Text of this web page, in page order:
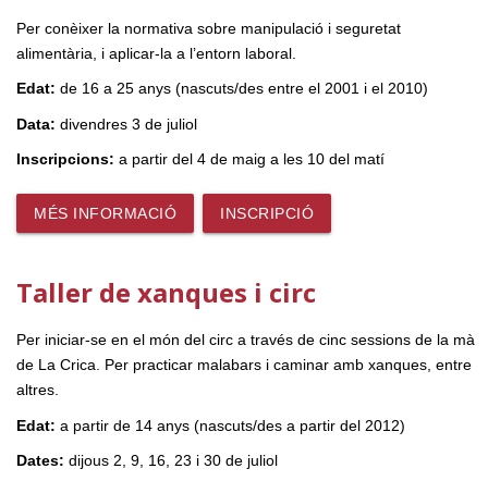
Per conèixer la normativa sobre manipulació i seguretat
alimentària, i aplicar-la a l’entorn laboral.
Edat: de 16 a 25 anys (nascuts/des entre el 2001 i el 2010)
Data: divendres 3 de juliol
Inscripcions: a partir del 4 de maig a les 10 del matí
MÉS INFORMACIÓ INSCRIPCIÓ
Taller de xanques i circ
Per iniciar-se en el món del circ a través de cinc sessions de la mà
de La Crica. Per practicar malabars i caminar amb xanques, entre
altres.
Edat: a partir de 14 anys (nascuts/des a partir del 2012)
Dates: dijous 2, 9, 16, 23 i 30 de juliol